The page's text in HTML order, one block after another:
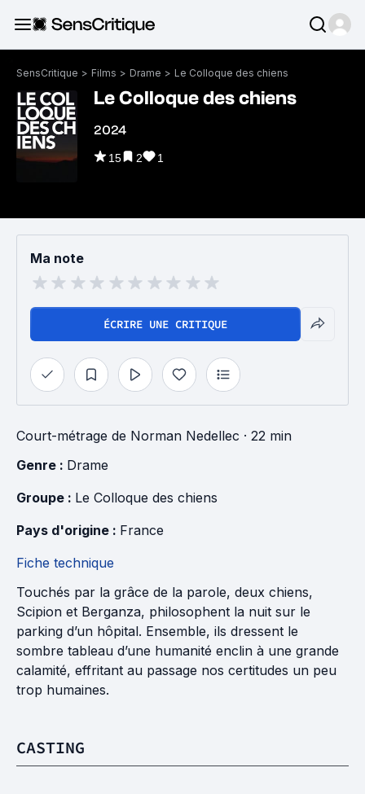
SensCritique > Films > Drame > Le Colloque des chiens
Le Colloque des chiens
2024
15 2 1
Ma note
ÉCRIRE UNE CRITIQUE
Court-métrage de Norman Nedellec · 22 min
Genre : Drame
Groupe : Le Colloque des chiens
Pays d'origine : France
Fiche technique
Touchés par la grâce de la parole, deux chiens,
Scipion et Berganza, philosophent la nuit sur le
parking d’un hôpital. Ensemble, ils dressent le
sombre tableau d’une humanité enclin à une grande
calamité, effritant au passage nos certitudes un peu
trop humaines.
CASTING